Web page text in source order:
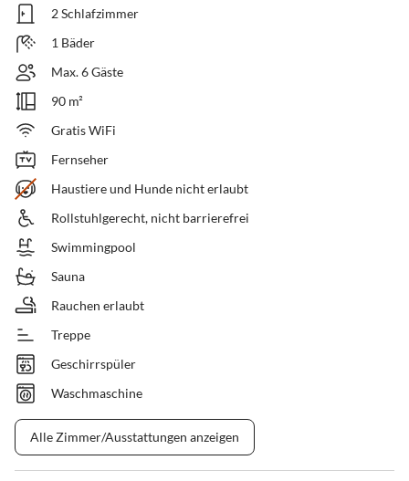
2 Schlafzimmer
1 Bäder
Max. 6 Gäste
90 m²
Gratis WiFi
Fernseher
Haustiere und Hunde nicht erlaubt
Rollstuhlgerecht, nicht barrierefrei
Swimmingpool
Sauna
Rauchen erlaubt
Treppe
Geschirrspüler
Waschmaschine
Alle Zimmer/Ausstattungen anzeigen